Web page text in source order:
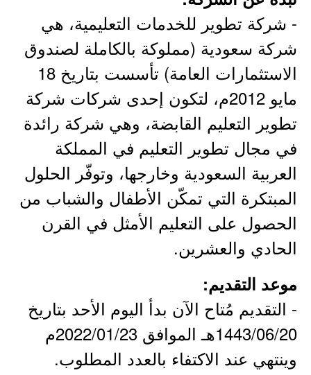
- شركة تطوير للخدمات التعليمية، هي
شركة سعودية (مملوكة بالكاملة لصندوق
الاستثمارات العامة) تأسست بتاريخ 18
مايو 2012م، لتكون إحدى شركات شركة
تطوير التعليم القابضة، وهي شركة رائدة
في مجال تطوير التعليم في المملكة
العربية السعودية وخارجها، وتوفّر الحلول
المبتكرة التي تمكّن الأطفال والشباب من
الحصول على التعليم الأمثل في القرن
الحادي والعشرين.
موعد التقديم:
- التقديم مُتاح الآن بدأ اليوم الأحد بتاريخ
1443/06/20هـ الموافق 2022/01/23م
وينتهي عند الاكتفاء بالعدد المطلوب.